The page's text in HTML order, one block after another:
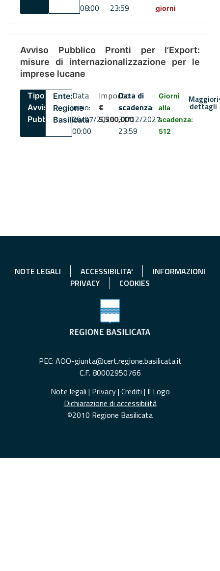
08:00
23:59
giorni
Avviso Pubblico Pronti per l’Export:
misure di internazionalizzazione per le
imprese lucane
Tipo:
Avviso
Pubblico
Ente:
Regione
Basilicata
Data
inizio:
06/07/2026
00:00
Importo
€
5,500,000
Data di
scadenza:
31/12/2027
23:59
Giorni
alla
scadenza:
512
Maggiori
dettagli
NOTE LEGALI ACCESSIBILITA'
INFORMAZIONI
PRIVACY
COOKIES
PEC: AOO-giunta@cert.regione.basilicata.it
C.F. 80002950766
Note legali | Privacy| Crediti | Il Logo
Dichiarazione di accessibilità
©2010 Regione Basilicata